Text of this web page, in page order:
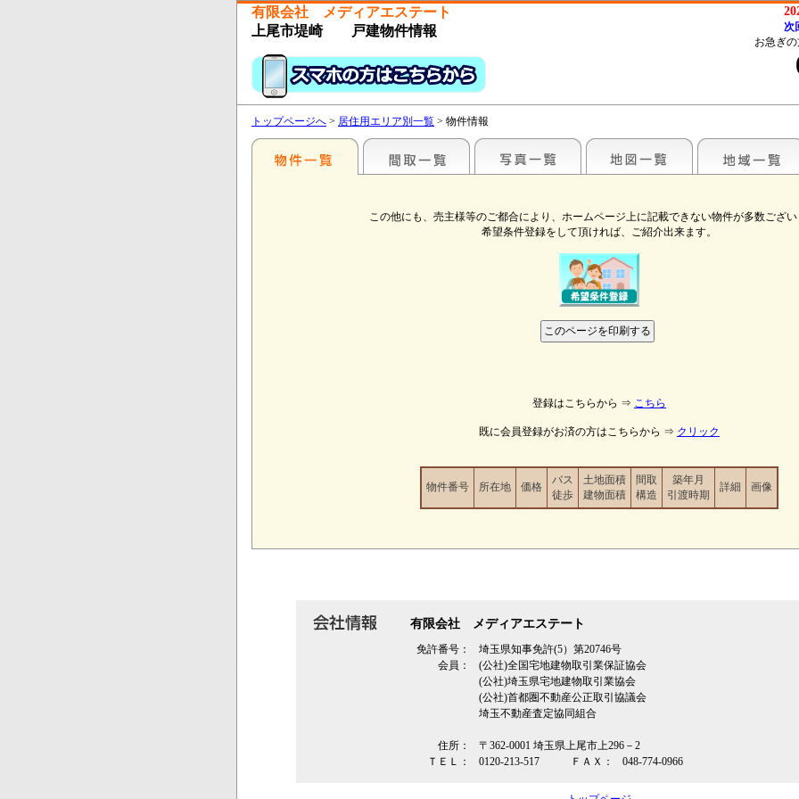
次
有限会社 メディアエステート
上尾市堤崎 戸建物件情報
お急ぎ
トップページへ > 居住用エリア別一覧 > 物件情報
この他にも、売主様等のご都合により、ホームページ上に記載できない物件が多数ござい
希望条件登録をして頂ければ、ご紹介出来ます。
登録はこちらから ⇒ こちら
既に会員登録がお済の方はこちらから ⇒ クリック
物件番号 所在地 価格
バス
徒歩
土地面積
建物面積
間取
構造
築年月
引渡時期
詳細 画像
有限会社 メディアエステート
免許番号：
埼玉県知事免許(5）第20746号
会員：
(公社)全国宅地建物取引業保証協会
(公社)埼玉県宅地建物取引業協会
(公社)首都圏不動産公正取引協議会
埼玉不動産査定協同組合
住所：
〒362‐0001 埼玉県上尾市上296－2
ＴＥＬ：
0120-213-517 ＦＡＸ： 048-774-0966